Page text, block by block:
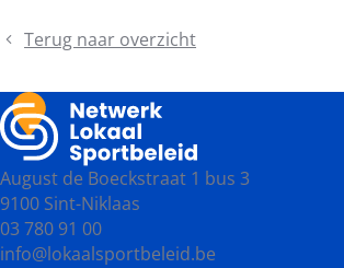
Terug naar overzicht
August de Boeckstraat 1 bus 3
9100 Sint-Niklaas
03 780 91 00
info@lokaalsportbeleid.be